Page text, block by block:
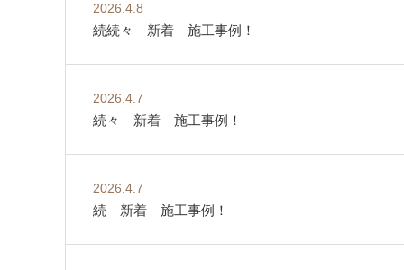
2026.4.8
続続々 新着 施工事例！
2026.4.7
続々 新着 施工事例！
2026.4.7
続 新着 施工事例！